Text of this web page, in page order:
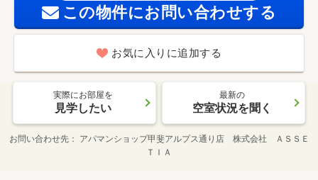
この物件にお問い合わせする
お気に入りに追加する
実際にお部屋を
見学したい
最新の
空室状況を聞く
お問い合わせ先
アパマンショップ甲斐アルプス通り店 株式会社 ＡＳＳＥ
ＴＩＡ